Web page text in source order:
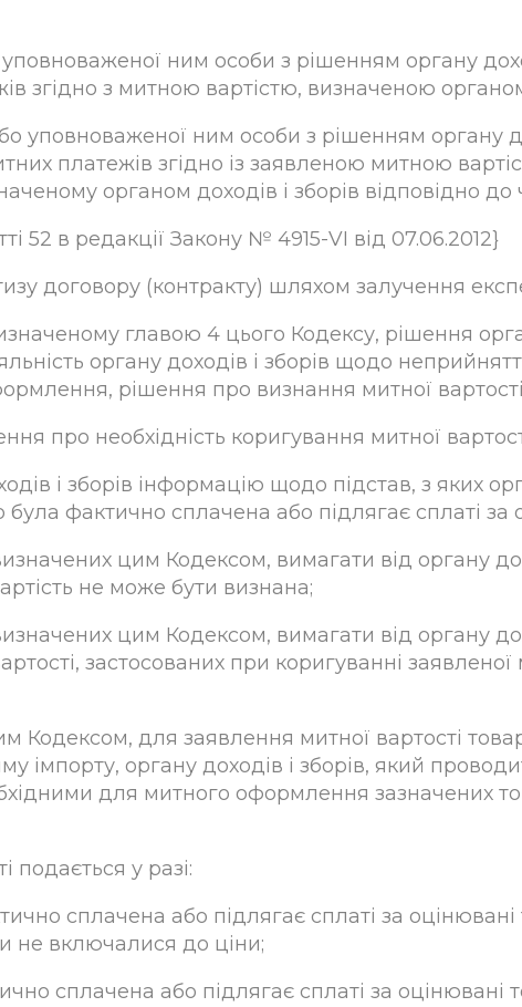
ним особи з рішенням органу
згідно з митною вартістю, визначеною органом
уповноваженої ним особи з рішенням органу
платежів згідно із заявленою митною
органом доходів і зборів відповідно до
52 в редакції Закону № 4915-VI від 07.06.2012}
договору (контракту) шляхом залучення
главою 4 цього Кодексу, рішення
органу доходів і зборів щодо
рішення про визнання митної
про необхідність коригування митної
і зборів інформацію щодо підстав, з яких
фактично сплачена або підлягає сплаті за
цим Кодексом, вимагати від органу
не може бути визнана;
цим Кодексом, вимагати від органу
застосованих при коригуванні
Кодексом, для заявлення митної вартості
імпорту, органу доходів і зборів, який
для митного оформлення зазначених
подається у разі:
сплачена або підлягає сплаті за оцінювані
не включалися до ціни;
сплачена або підлягає сплаті за оцінювані